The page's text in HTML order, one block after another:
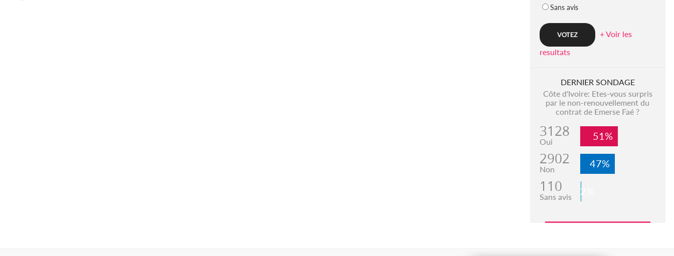
Sans avis
+ Voir les
resultats
DERNIER SONDAGE
Côte d'Ivoire: Etes-vous surpris
par le non-renouvellement du
contrat de Emerse Faé ?
3128
Oui 51%
2902
Non 47%
110
Sans avis 2%